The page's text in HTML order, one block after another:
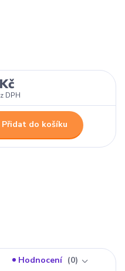
DPH
Přidat do košíku
Hodnocení
0